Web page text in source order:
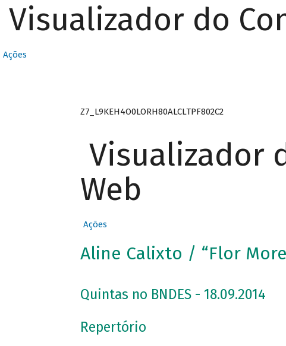
Visualizador do
Ações
Z7_L9KEH4O0LORH80ALCLTPF802C2
Visualizador
Web
Ações
Aline Calixto / “Flor
Quintas no BNDES - 18.09.2014
Repertório